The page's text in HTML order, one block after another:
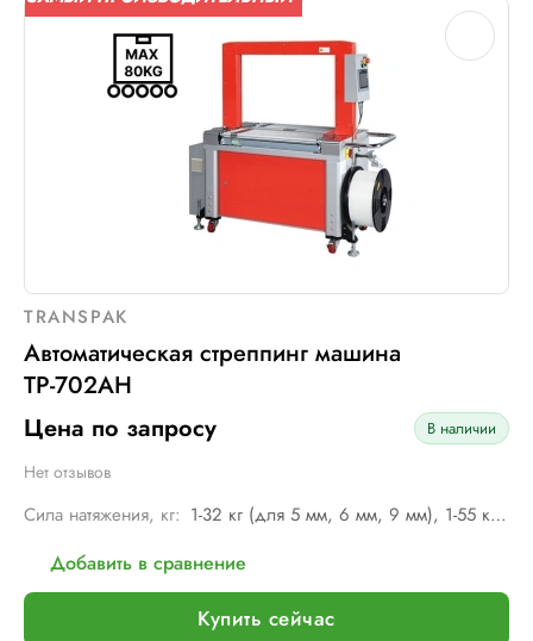
TRANSPAK
Автоматическая стреппинг машина
ТР-702AH
Цена по запросу
В наличии
Нет отзывов
Сила натяжения, кг: 1-32 кг (для 5 мм, 6 мм, 9 мм), 1-55 кг (для 12 мм)
Добавить в сравнение
Купить сейчас